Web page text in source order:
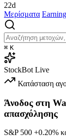
22d
Μερίσματα
⌘ K
StockBot Live
Κατάσταση
Άνοδος στη
απασχόλησης
S&P 500 +0.20%